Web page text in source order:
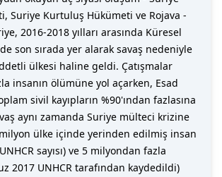
Suriye Kurtuluş Hükümeti ve Rojava -
2016-2018 yılları arasında Küresel
son sırada yer alarak savaş nedeniyle
ülkesi haline geldi. Çatışmalar
insanın ölümüne yol açarken, Esad
sivil kayıpların %90'ından fazlasına
aynı zamanda Suriye mülteci krizine
ülke içinde yerinden edilmiş insan
sayısı) ve 5 milyondan fazla
2017 UNHCR tarafından kaydedildi)